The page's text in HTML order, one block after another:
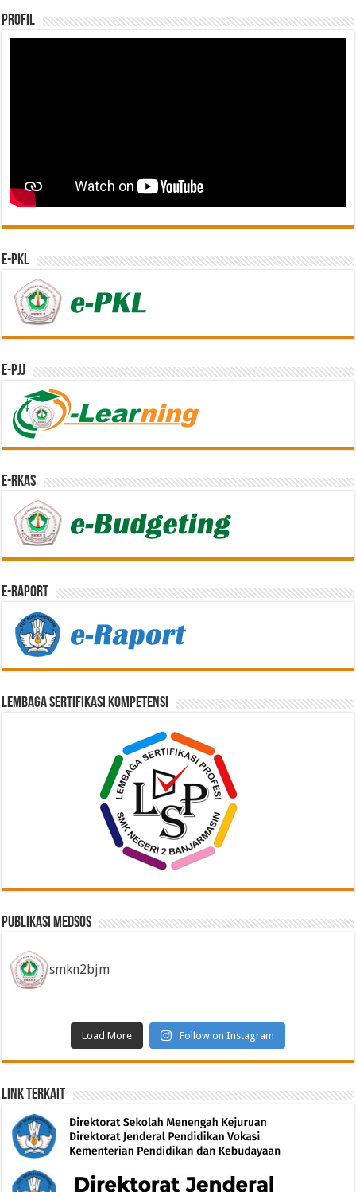
Profil
e-PKL
e-PJJ
e-RKAS
E-Raport
Lembaga Sertifikasi Kompetensi
Publikasi Medsos
smkn2bjm
Load More Follow on Instagram
Link Terkait